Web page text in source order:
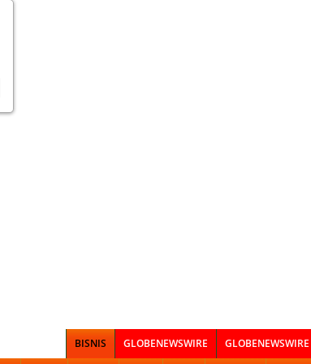
BISNIS GLOBENEWSWIRE